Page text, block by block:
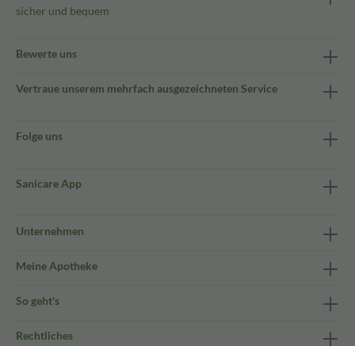
sicher und bequem
Bewerte uns
Vertraue unserem mehrfach ausgezeichneten Service
Folge uns
Sanicare App
Unternehmen
Meine Apotheke
So geht's
Rechtliches